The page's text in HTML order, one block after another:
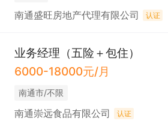
南通盛旺房地产代理有限公司 认证
业务经理（五险＋包住）
6000-18000元/月
南通市/不限
南通崇远食品有限公司 认证